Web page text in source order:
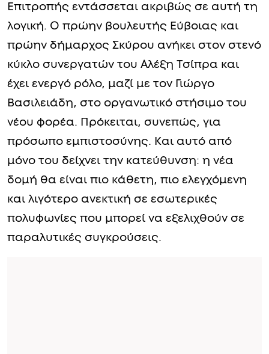
Επιτροπής εντάσσεται ακριβώς σε αυτή τη
λογική. Ο πρώην βουλευτής Εύβοιας και
πρώην δήμαρχος Σκύρου ανήκει στον στενό
κύκλο συνεργατών του Αλέξη Τσίπρα και
έχει ενεργό ρόλο, μαζί με τον Γιώργο
Βασιλειάδη, στο οργανωτικό στήσιμο του
νέου φορέα. Πρόκειται, συνεπώς, για
πρόσωπο εμπιστοσύνης. Και αυτό από
μόνο του δείχνει την κατεύθυνση: η νέα
δομή θα είναι πιο κάθετη, πιο ελεγχόμενη
και λιγότερο ανεκτική σε εσωτερικές
πολυφωνίες που μπορεί να εξελιχθούν σε
παραλυτικές συγκρούσεις.